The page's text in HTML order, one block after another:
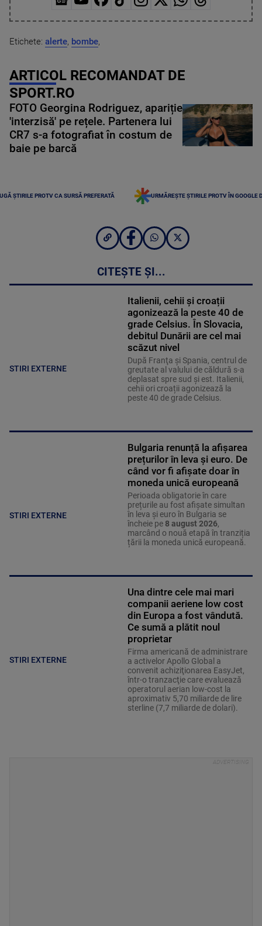
Etichete: alerte, bombe,
ARTICOL RECOMANDAT DE
SPORT.RO
FOTO Georgina Rodriguez, apariție
'interzisă' pe rețele. Partenera lui
CR7 s-a fotografiat în costum de
baie pe barcă
ȘTIRILE PROTV CA SURSĂ PREFERATĂ URMĂREȘTE ȘTIRILE PROTV ÎN GOOGLE
CITEȘTE ȘI...
STIRI EXTERNE
Italienii, cehii și croații
agonizează la peste 40 de
grade Celsius. În Slovacia,
debitul Dunării are cel mai
scăzut nivel
După Franţa şi Spania, centrul de
greutate al valului de căldură s-a
deplasat spre sud şi est. Italienii,
cehii ori croații agonizează la
peste 40 de grade Celsius.
STIRI EXTERNE
Bulgaria renunță la afișarea
prețurilor în leva și euro. De
când vor fi afișate doar în
moneda unică europeană
Perioada obligatorie în care
prețurile au fost afișate simultan
în leva și euro în Bulgaria se
încheie pe 8 august 2026,
marcând o nouă etapă în tranziția
țării la moneda unică europeană.
STIRI EXTERNE
Una dintre cele mai mari
companii aeriene low cost
din Europa a fost vândută.
Ce sumă a plătit noul
proprietar
Firma americană de administrare
a activelor Apollo Global a
convenit achiziţionarea EasyJet,
într-o tranzacţie care evaluează
operatorul aerian low-cost la
aproximativ 5,70 miliarde de lire
sterline (7,7 miliarde de dolari).